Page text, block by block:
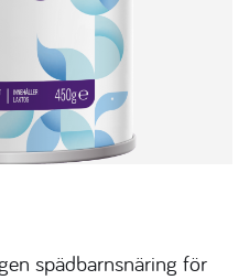
spädbarnsnäring för